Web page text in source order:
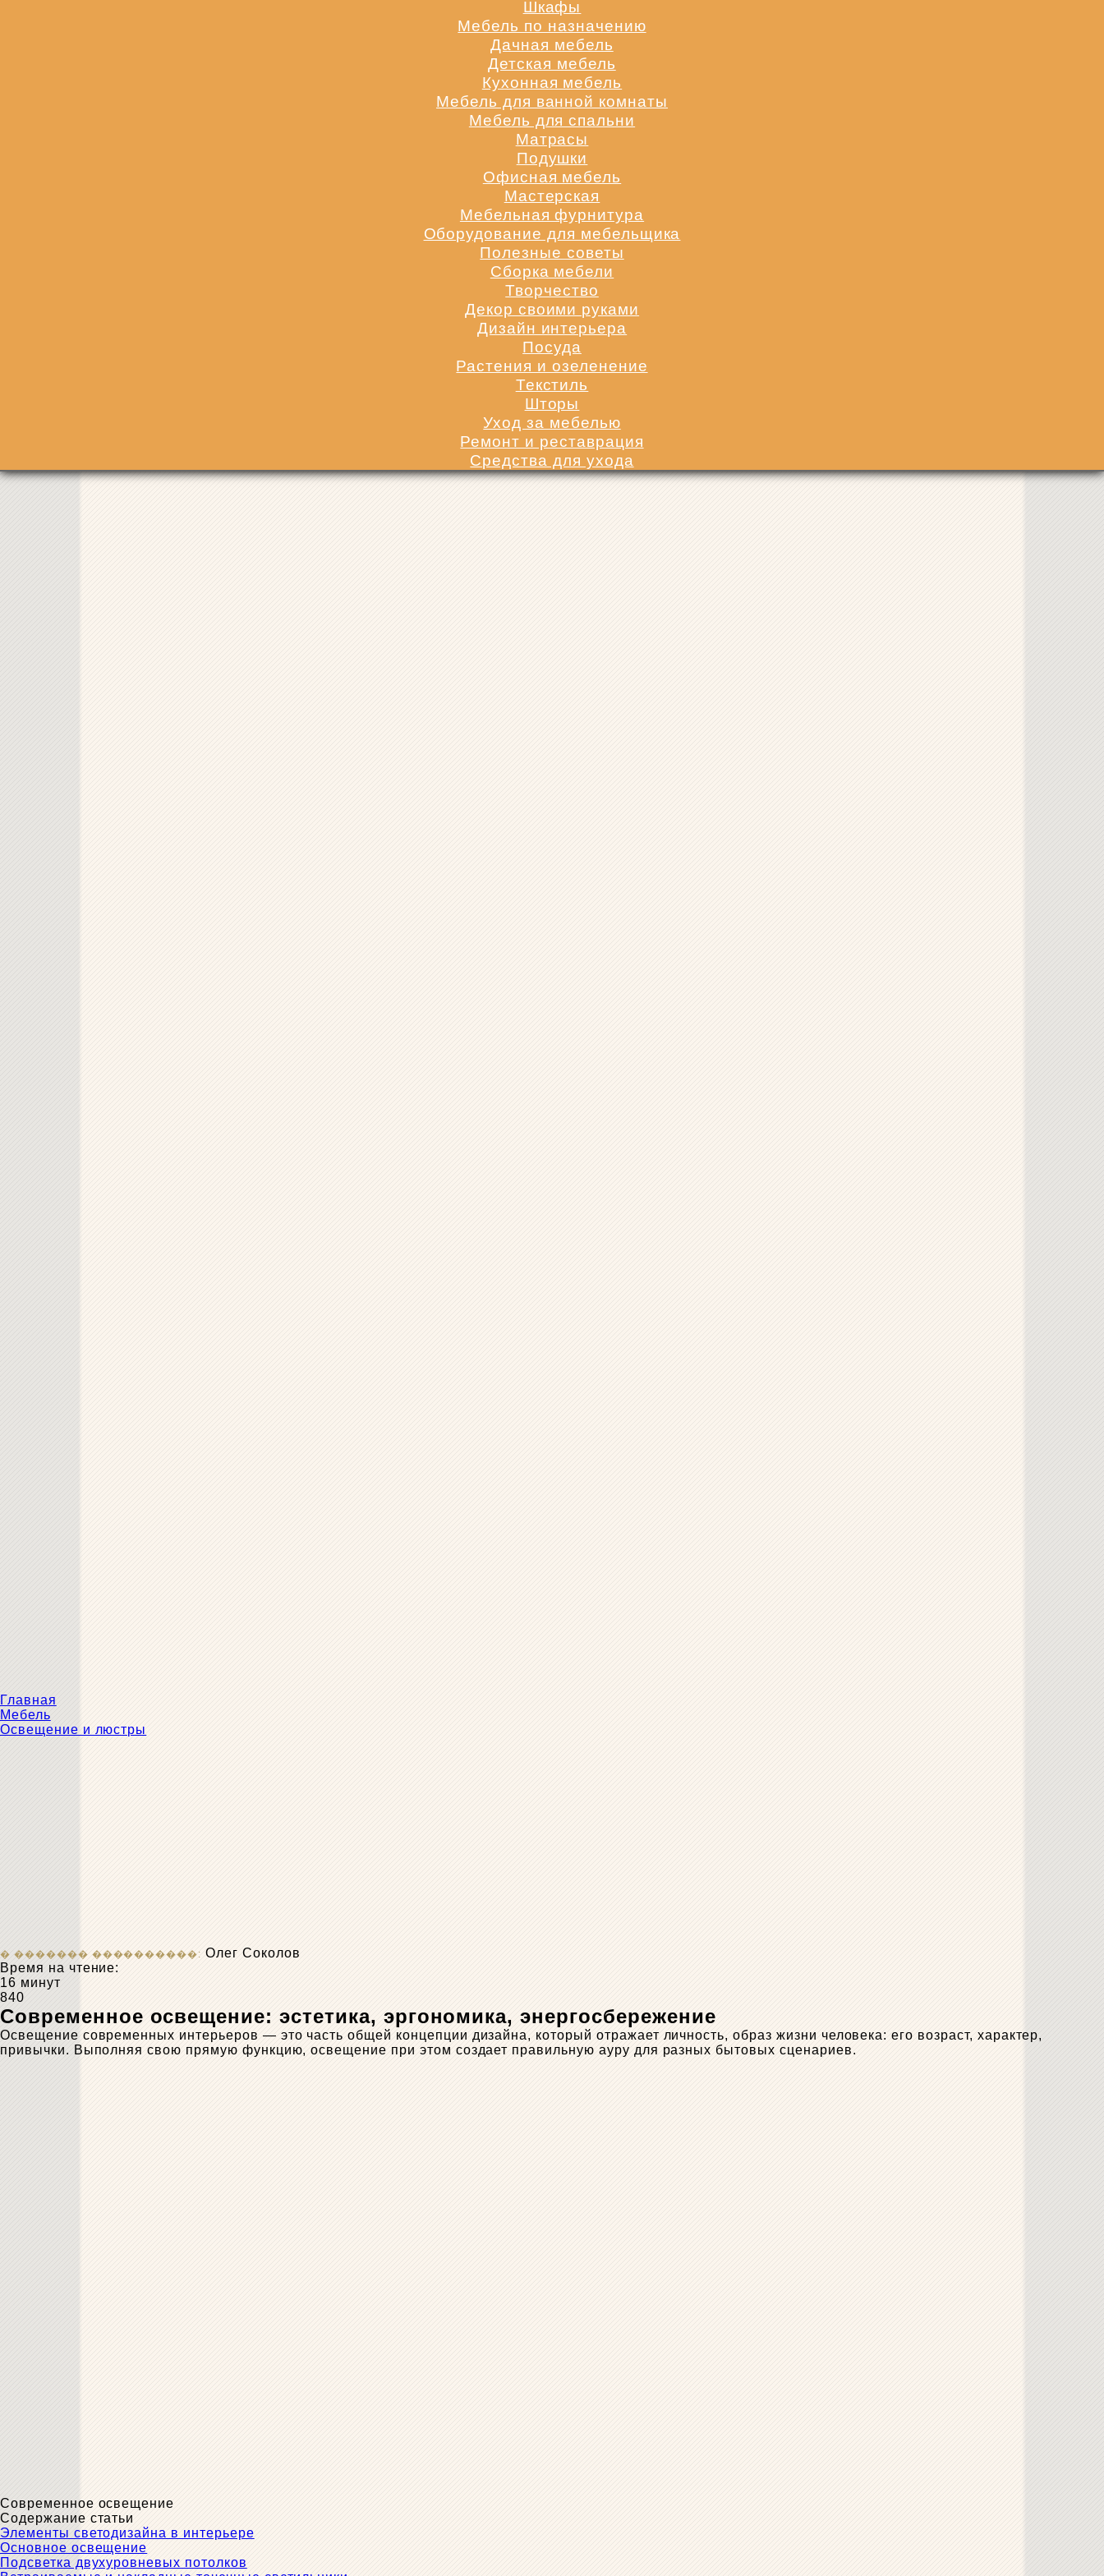
Шкафы
Мебель по назначению
Дачная мебель
Детская мебель
Кухонная мебель
Мебель для ванной комнаты
Мебель для спальни
Матрасы
Подушки
Офисная мебель
Мастерская
Мебельная фурнитура
Оборудование для мебельщика
Полезные советы
Сборка мебели
Творчество
Декор своими руками
Дизайн интерьера
Посуда
Растения и озеленение
Текстиль
Шторы
Уход за мебелью
Ремонт и реставрация
Средства для ухода
Главная
Мебель
Освещение и люстры
Олег Соколов
Время на чтение:
16 минут
840
Современное освещение: эстетика, эргономика, энергосбережение
Освещение современных интерьеров — это часть общей концепции дизайна, который отражает личность, образ жизни человека: его возраст, характер,
привычки. Выполняя свою прямую функцию, освещение при этом создает правильную ауру для разных бытовых сценариев.
Современное освещение
Содержание статьи
Элементы светодизайна в интерьере
Основное освещение
Подсветка двухуровневых потолков